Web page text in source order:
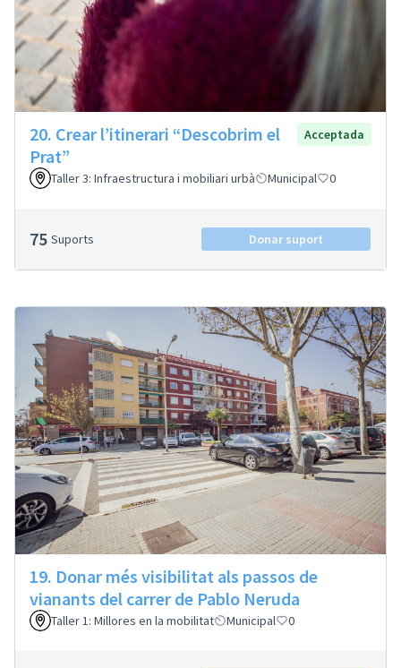
20. Crear l’itinerari “Descobrim el
Prat”
Acceptada
Taller 3: Infraestructura i mobiliari urbà Municipal 0
75 Suports Donar suport
19. Donar més visibilitat als passos de
vianants del carrer de Pablo Neruda
Taller 1: Millores en la mobilitat Municipal 0